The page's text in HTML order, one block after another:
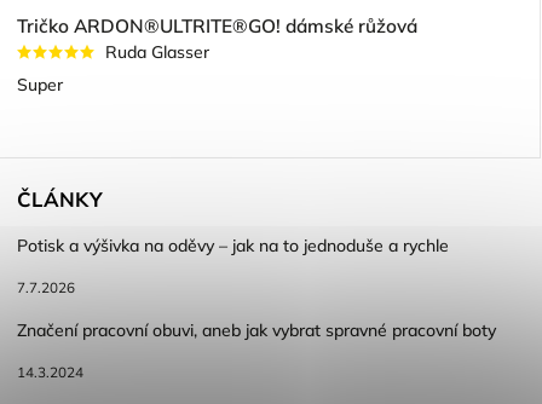
Tričko ARDON®ULTRITE®GO! dámské růžová
Ruda Glasser
Super
ČLÁNKY
Potisk a výšivka na oděvy – jak na to jednoduše a rychle
7.7.2026
Značení pracovní obuvi, aneb jak vybrat spravné pracovní boty
14.3.2024